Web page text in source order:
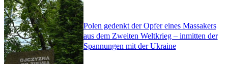
Polen gedenkt der Opfer eines Massakers
aus dem Zweiten Weltkrieg – inmitten der
Spannungen mit der Ukraine